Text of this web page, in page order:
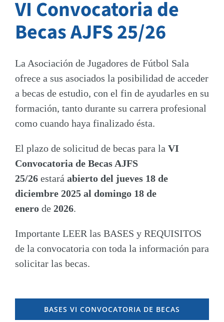
VI Convocatoria de
Becas AJFS 25/26
La Asociación de Jugadores de Fútbol Sala
ofrece a sus asociados la posibilidad de acceder
a becas de estudio, con el fin de ayudarles en su
formación, tanto durante su carrera profesional
como cuando haya finalizado ésta.
El plazo de solicitud de becas para la VI
Convocatoria de Becas AJFS
25/26 estará abierto del jueves 18 de
diciembre 2025 al domingo 18 de
enerode 2026.
Importante LEER las BASES y REQUISITOS
de la convocatoria con toda la información para
solicitar las becas.
BASES VI CONVOCATORIA DE BECAS